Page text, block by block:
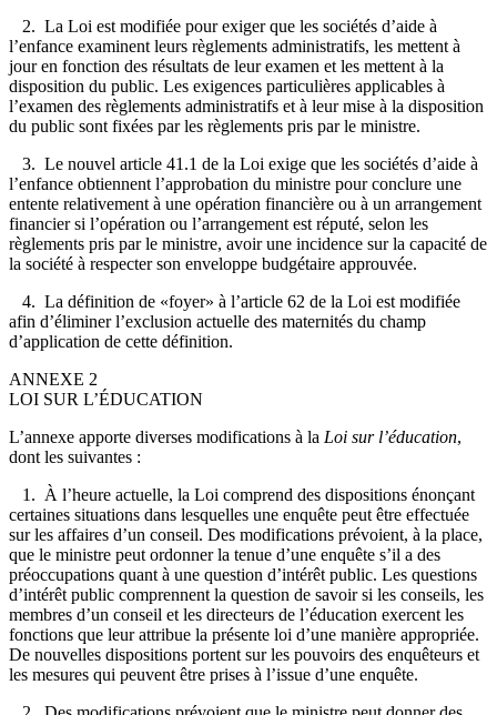
2. La Loi est modifiée pour exiger que les sociétés d’aide à
l’enfance examinent leurs règlements administratifs, les mettent à
jour en fonction des résultats de leur examen et les mettent à la
disposition du public. Les exigences particulières applicables à
l’examen des règlements administratifs et à leur mise à la disposition
du public sont fixées par les règlements pris par le ministre.
3. Le nouvel article 41.1 de la Loi exige que les sociétés d’aide à
l’enfance obtiennent l’approbation du ministre pour conclure une
entente relativement à une opération financière ou à un arrangement
financier si l’opération ou l’arrangement est réputé, selon les
règlements pris par le ministre, avoir une incidence sur la capacité de
la société à respecter son enveloppe budgétaire approuvée.
4. La définition de «foyer» à l’article 62 de la Loi est modifiée
afin d’éliminer l’exclusion actuelle des maternités du champ
d’application de cette définition.
ANNEXE 2
LOI SUR L’ÉDUCATION
L’annexe apporte diverses modifications à la Loi sur l’éducation,
dont les suivantes :
1. À l’heure actuelle, la Loi comprend des dispositions énonçant
certaines situations dans lesquelles une enquête peut être effectuée
sur les affaires d’un conseil. Des modifications prévoient, à la place,
que le ministre peut ordonner la tenue d’une enquête s’il a des
préoccupations quant à une question d’intérêt public. Les questions
d’intérêt public comprennent la question de savoir si les conseils, les
membres d’un conseil et les directeurs de l’éducation exercent les
fonctions que leur attribue la présente loi d’une manière appropriée.
De nouvelles dispositions portent sur les pouvoirs des enquêteurs et
les mesures qui peuvent être prises à l’issue d’une enquête.